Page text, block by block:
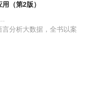
（第2版）
分析大数据，全书以案